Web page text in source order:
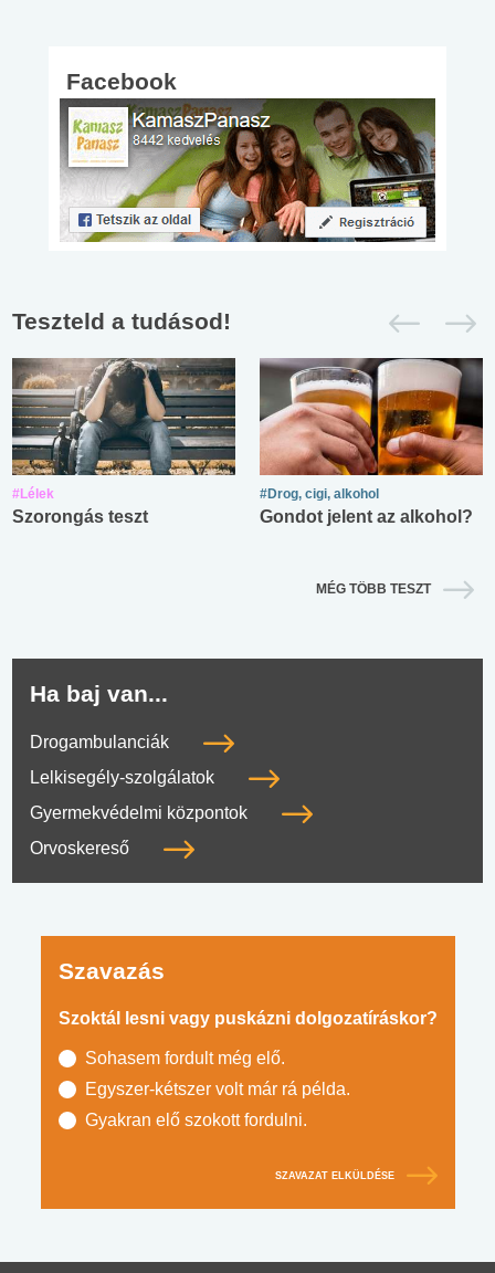
Facebook
Teszteld a tudásod!
#Lélek
Szorongás teszt
#Drog, cigi, alkohol
Gondot jelent az alkohol?
MÉG TÖBB TESZT
Ha baj van...
Drogambulanciák
Lelkisegély-szolgálatok
Gyermekvédelmi központok
Orvoskereső
Szavazás
Szoktál lesni vagy puskázni dolgozatíráskor?
Sohasem fordult még elő.
Egyszer-kétszer volt már rá példa.
Gyakran elő szokott fordulni.
SZAVAZAT ELKÜLDÉSE